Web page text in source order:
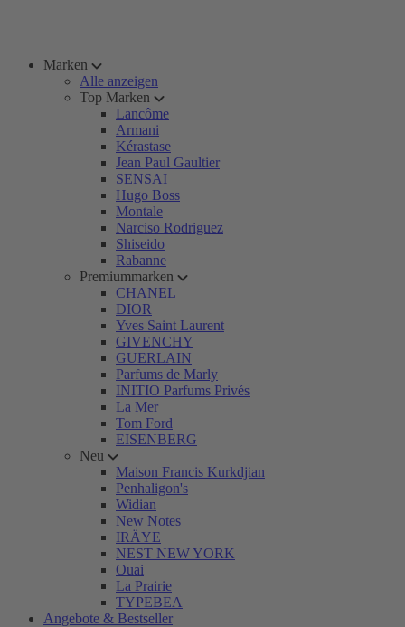
Marken
Alle anzeigen
Top Marken
Lancôme
Armani
Kérastase
Jean Paul Gaultier
SENSAI
Hugo Boss
Montale
Narciso Rodriguez
Shiseido
Rabanne
Premiummarken
CHANEL
DIOR
Yves Saint Laurent
GIVENCHY
GUERLAIN
Parfums de Marly
INITIO Parfums Privés
La Mer
Tom Ford
EISENBERG
Neu
Maison Francis Kurkdjian
Penhaligon's
Widian
New Notes
IRÄYE
NEST NEW YORK
Ouai
La Prairie
TYPEBEA
Angebote & Bestseller